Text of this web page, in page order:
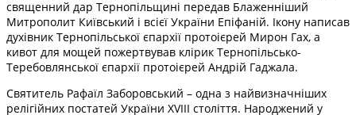
священний дар Тернопільщині передав Блаженніший
Митрополит Київський і всієї України Епіфаній. Ікону написав
духівник Тернопільської єпархії протоієрей Мирон Гах, а
кивот для мощей пожертвував клірик Тернопільсько-
Теребовлянської єпархії протоієрей Андрій Гаджала.
Святитель Рафаїл Заборовський – одна з найвизначніших
релігійних постатей України XVIII століття. Народжений у